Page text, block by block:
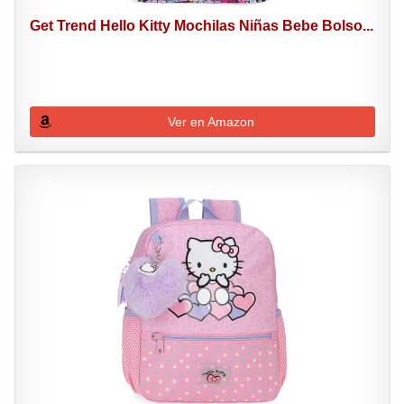
Get Trend Hello Kitty Mochilas Niñas Bebe Bolso...
Ver en Amazon